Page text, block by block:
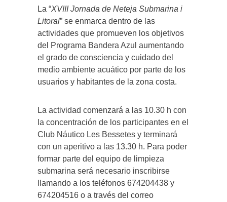
La “XVIII Jornada de Neteja Submarina i
Litoral” se enmarca dentro de las
actividades que promueven los objetivos
del Programa Bandera Azul aumentando
el grado de consciencia y cuidado del
medio ambiente acuático por parte de los
usuarios y habitantes de la zona costa.
La actividad comenzará a las 10.30 h con
la concentración de los participantes en el
Club Náutico Les Bessetes y terminará
con un aperitivo a las 13.30 h. Para poder
formar parte del equipo de limpieza
submarina será necesario inscribirse
llamando a los teléfonos 674204438 y
674204516 o a través del correo